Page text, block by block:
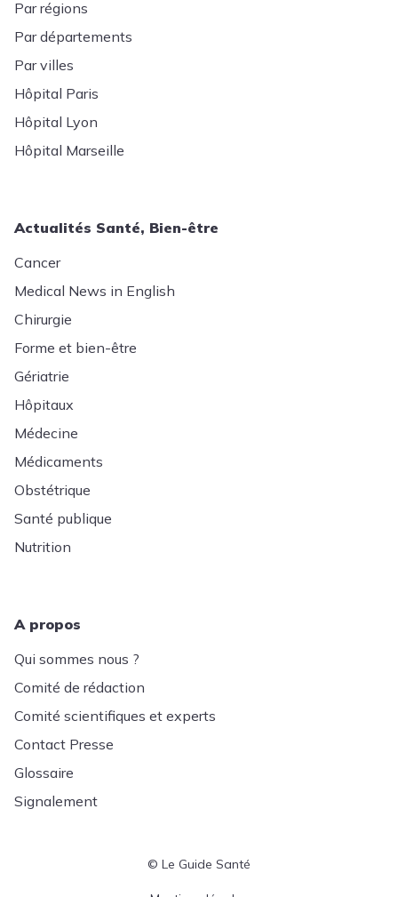
Par régions
Par départements
Par villes
Hôpital Paris
Hôpital Lyon
Hôpital Marseille
Actualités Santé, Bien-être
Cancer
Medical News in English
Chirurgie
Forme et bien-être
Gériatrie
Hôpitaux
Médecine
Médicaments
Obstétrique
Santé publique
Nutrition
A propos
Qui sommes nous ?
Comité de rédaction
Comité scientifiques et experts
Contact Presse
Glossaire
Signalement
© Le Guide Santé
Menu Pied de page